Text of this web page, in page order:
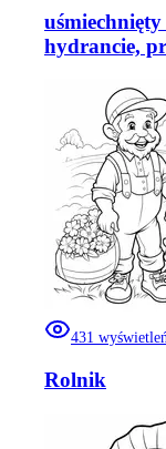
hydrancie,
431
Rolnik